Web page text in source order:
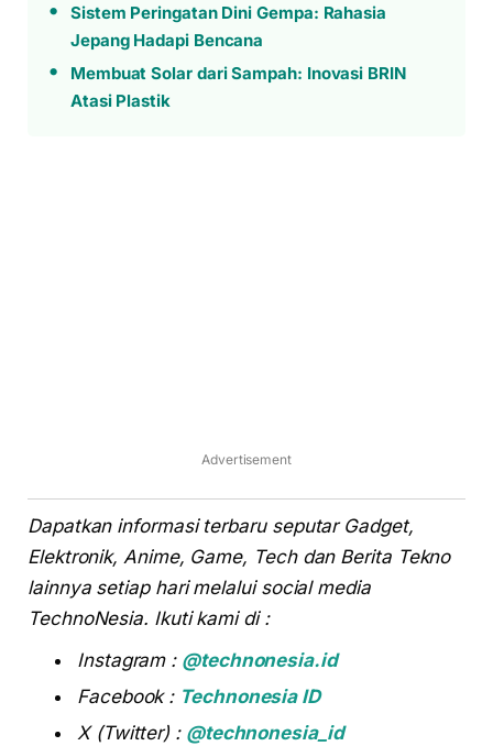
Sistem Peringatan Dini Gempa: Rahasia
Jepang Hadapi Bencana
Membuat Solar dari Sampah: Inovasi BRIN
Atasi Plastik
Advertisement
Dapatkan informasi terbaru seputar Gadget,
Elektronik, Anime, Game, Tech dan Berita Tekno
lainnya setiap hari melalui social media
TechnoNesia. Ikuti kami di :
Instagram : @technonesia.id
Facebook : Technonesia ID
X (Twitter) : @technonesia_id